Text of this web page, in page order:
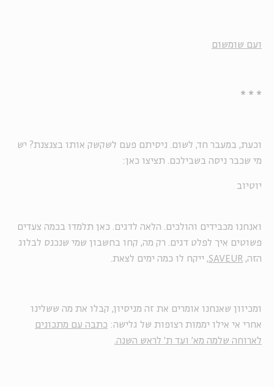
ועם שומשום
* * *
וכעת, במעבר חד, לשום. ניסיתם פעם לשקשק אותו בצנצנת? יש
מי שכבר ניסה בשבילכם. תציצו כאן:
יוטיוב
ואנחנו מכבידים והולכים. הלאה לדגים. כאן תלמדו בכמה צעדים
פשוטים איך לפלט דגים. רק מה, קחו בחשבון שמי שנכנס לבלוג
הזה, SAVEUR, ייקח לו כמה ימים לצאת.
ומכיוון שאנחנו אומרים את זה מניסיון, קבלו את מה ששלינו
אחרי אי אילו יממות רצופות של גלישה: כתבה עם מתכונים
לארוחה שלמה מא' ועד ת' לראש השנה.